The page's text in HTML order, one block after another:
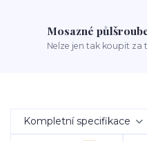
Mosazné
Nelze jen tak koupit za
Kompletní specifikace